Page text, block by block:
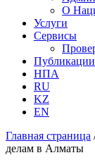
О
Услуги
Сервисы
Публикации
НПА
RU
KZ
EN
Главная страница
делам в Алматы